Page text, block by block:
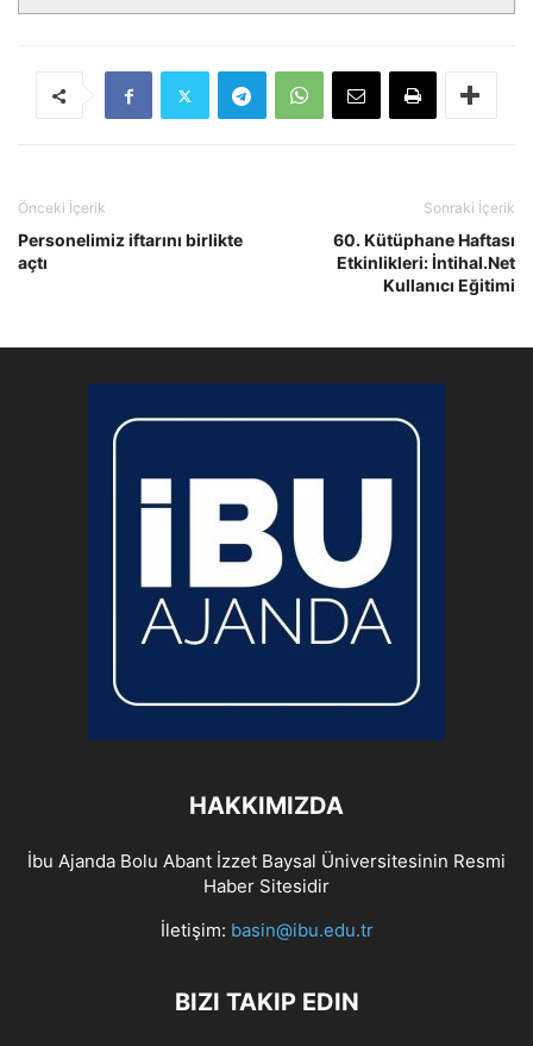
Önceki İçerik
Personelimiz iftarını birlikte
açtı
Sonraki İçerik
60. Kütüphane Haftası
Etkinlikleri: İntihal.Net
Kullanıcı Eğitimi
HAKKIMIZDA
İbu Ajanda Bolu Abant İzzet Baysal Üniversitesinin Resmi
Haber Sitesidir
İletişim: basin@ibu.edu.tr
BIZI TAKIP EDIN